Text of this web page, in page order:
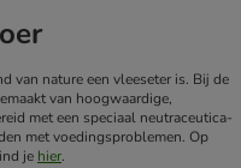
van nature een vleeseter is. Bij de
van hoogwaardige,
met een speciaal neutraceutica-
met voedingsproblemen. Op
je hier.